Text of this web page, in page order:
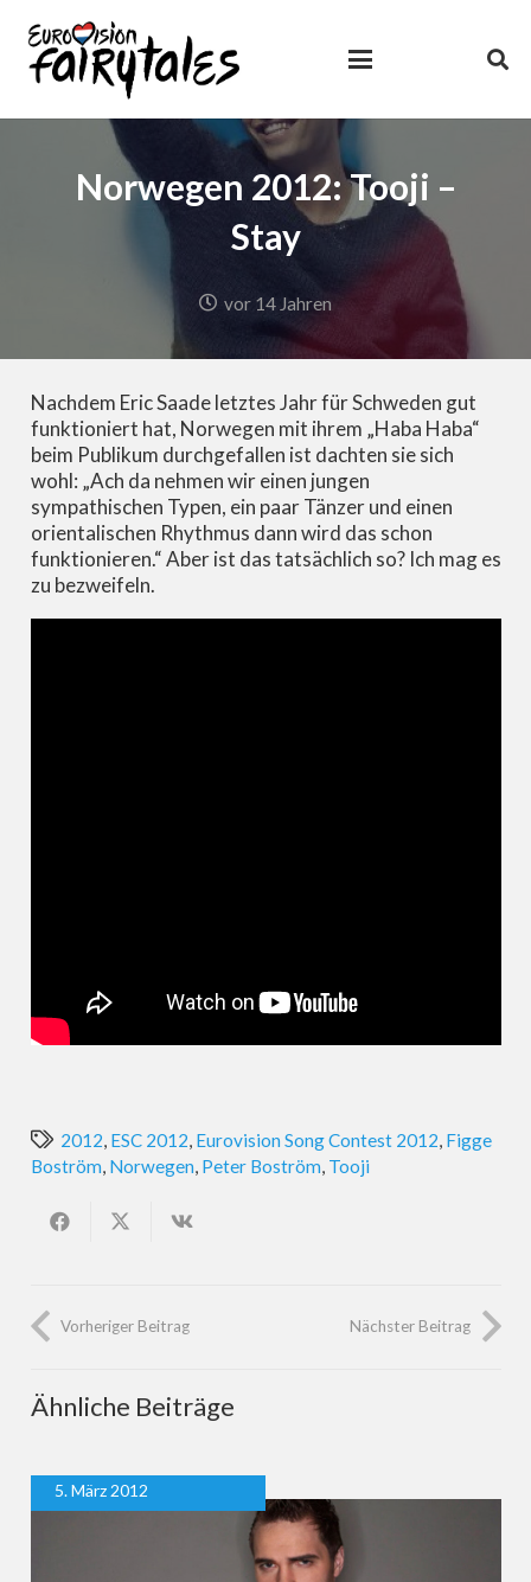
Norwegen 2012: Tooji –
Stay
vor 14 Jahren
Nachdem Eric Saade letztes Jahr für Schweden gut
funktioniert hat, Norwegen mit ihrem „Haba Haba“
beim Publikum durchgefallen ist dachten sie sich
wohl: „Ach da nehmen wir einen jungen
sympathischen Typen, ein paar Tänzer und einen
orientalischen Rhythmus dann wird das schon
funktionieren.“ Aber ist das tatsächlich so? Ich mag es
zu bezweifeln.
2012, ESC 2012, Eurovision Song Contest 2012, Figge
Boström, Norwegen, Peter Boström, Tooji
Vorheriger Beitrag Nächster Beitrag
Ähnliche Beiträge
5. März 2012